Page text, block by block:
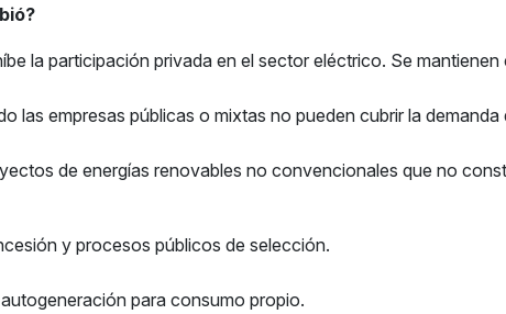
la participación privada en el sector eléctrico. Se
las empresas públicas o mixtas no pueden cubrir la demanda
de energías renovables no convencionales que no
y procesos públicos de selección.
para consumo propio.